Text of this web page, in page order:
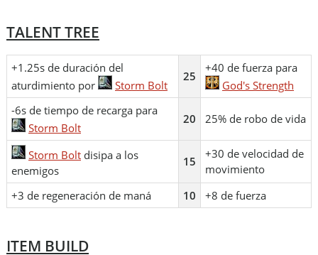
TALENT TREE
+1.25s de duración del
aturdimiento por
Storm Bolt
25
+40 de fuerza para
God's Strength
-6s de tiempo de recarga para
Storm Bolt
20 25% de robo de vida
Storm Bolt disipa a los
enemigos
15
+30 de velocidad de
movimiento
+3 de regeneración de maná
10 +8 de fuerza
ITEM BUILD